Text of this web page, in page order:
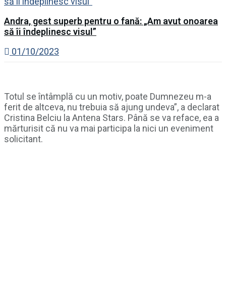
Andra, gest superb pentru o fană: „Am avut onoarea
să îi îndeplinesc visul”
01/10/2023
Totul se întâmplă cu un motiv, poate Dumnezeu m-a
ferit de altceva, nu trebuia să ajung undeva”, a declarat
Cristina Belciu la Antena Stars. Până se va reface, ea a
mărturisit că nu va mai participa la nici un eveniment
solicitant.